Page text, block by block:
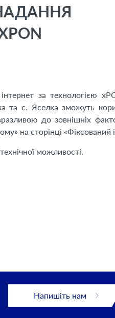
за технологією
та с. Яселка зможуть
до зовнішніх
на сторінці «Фіксований
можливості.
Напишіть нам